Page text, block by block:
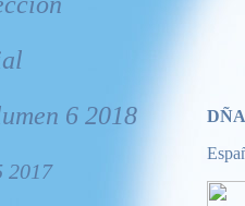
6 2018
2017